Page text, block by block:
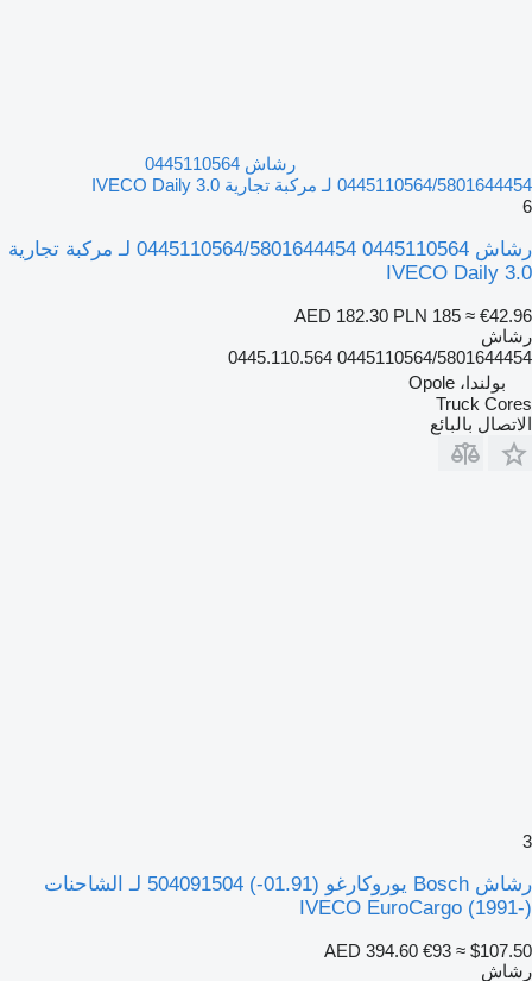
رشاش 0445110564
0445110564/5801644454 لـ مركبة تجارية IVECO Daily 3.0
6
رشاش 0445110564 0445110564/5801644454 لـ مركبة تجارية
IVECO Daily 3.0
AED 182.30 PLN 185 ≈ €42.96
رشاش
0445110564/5801644454 0445.110.564
بولندا، Opole
Truck Cores
الاتصال بالبائع
3
رشاش Bosch يوروكارغو (01.91-) 504091504 لـ الشاحنات
IVECO EuroCargo (1991-)
AED 394.60 €93 ≈ $107.50
رشاش